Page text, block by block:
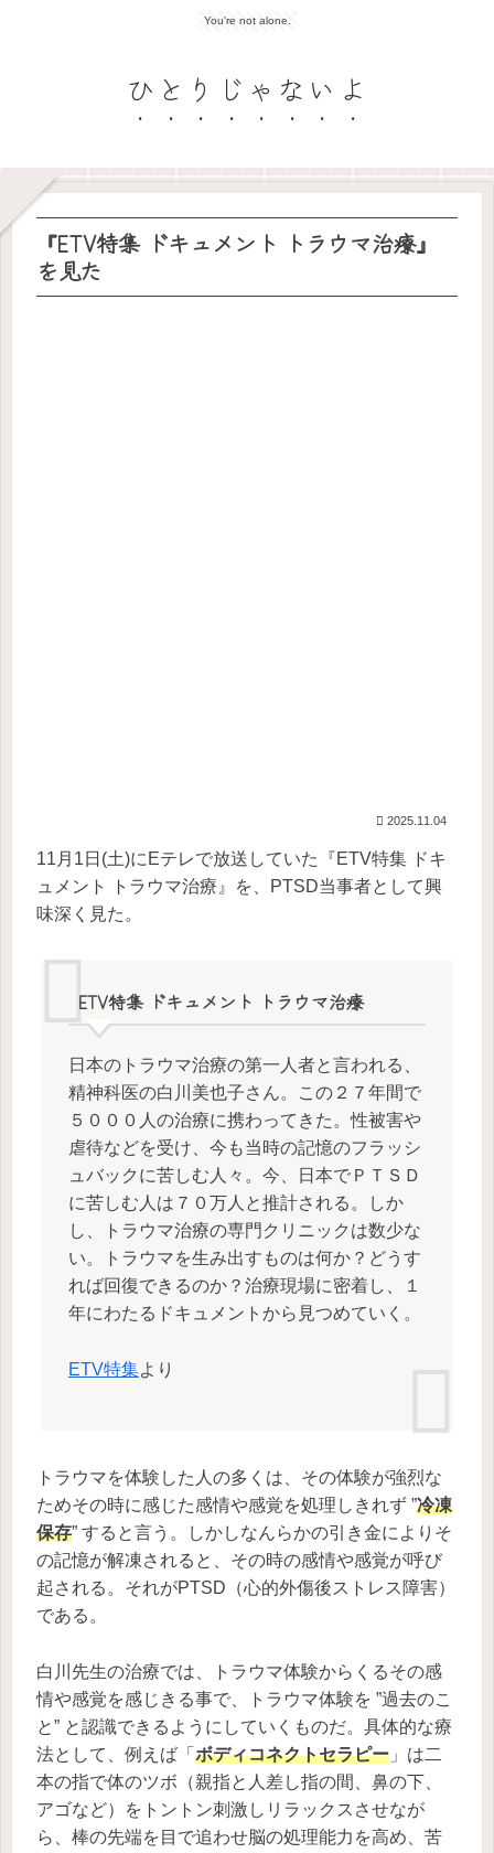
You're not alone.
ひとりじゃないよ
『ETV特集 ドキュメント トラウマ治療』
を見た
2025.11.04
11月1日(土)にEテレで放送していた『ETV特集 ドキ
ュメント トラウマ治療』を、PTSD当事者として興
味深く見た。
ETV特集 ドキュメント トラウマ治療
日本のトラウマ治療の第一人者と言われる、
精神科医の白川美也子さん。この２７年間で
５０００人の治療に携わってきた。性被害や
虐待などを受け、今も当時の記憶のフラッシ
ュバックに苦しむ人々。今、日本でＰＴＳＤ
に苦しむ人は７０万人と推計される。しか
し、トラウマ治療の専門クリニックは数少な
い。トラウマを生み出すものは何か？どうす
れば回復できるのか？治療現場に密着し、１
年にわたるドキュメントから見つめていく。
ETV特集より
トラウマを体験した人の多くは、その体験が強烈な
ためその時に感じた感情や感覚を処理しきれず ”冷凍
保存” すると言う。しかしなんらかの引き金によりそ
の記憶が解凍されると、その時の感情や感覚が呼び
起される。それがPTSD（心的外傷後ストレス障害）
である。
白川先生の治療では、トラウマ体験からくるその感
情や感覚を感じきる事で、トラウマ体験を ”過去のこ
と” と認識できるようにしていくものだ。具体的な療
法として、例えば「 ボディコネクトセラピー 」は二
本の指で体のツボ（親指と人差し指の間、鼻の下、
アゴなど）をトントン刺激しリラックスさせなが
ら、棒の先端を目で追わせ脳の処理能力を高め、苦